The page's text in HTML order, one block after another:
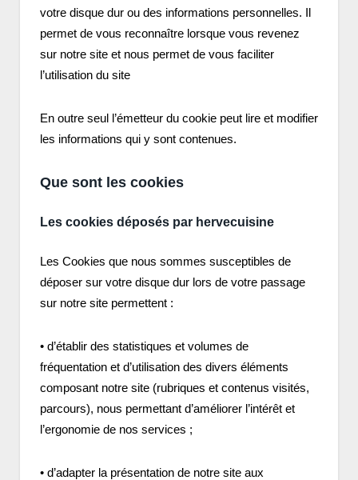
votre disque dur ou des informations personnelles. Il
permet de vous reconnaître lorsque vous revenez
sur notre site et nous permet de vous faciliter
l’utilisation du site
En outre seul l’émetteur du cookie peut lire et modifier
les informations qui y sont contenues.
Que sont les cookies
Les cookies déposés par hervecuisine
Les Cookies que nous sommes susceptibles de
déposer sur votre disque dur lors de votre passage
sur notre site permettent :
• d’établir des statistiques et volumes de
fréquentation et d’utilisation des divers éléments
composant notre site (rubriques et contenus visités,
parcours), nous permettant d’améliorer l’intérêt et
l’ergonomie de nos services ;
• d’adapter la présentation de notre site aux